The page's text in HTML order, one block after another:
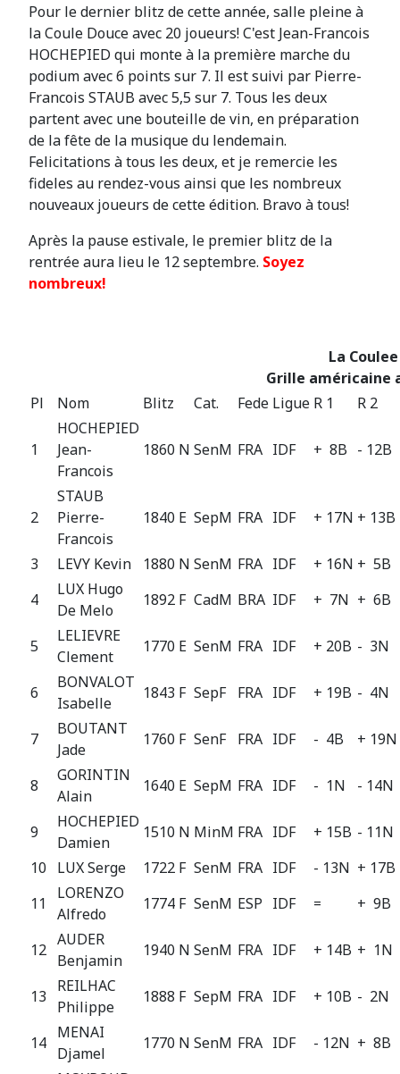
Pour le dernier blitz de cette année, salle pleine à
la Coule Douce avec 20 joueurs! C'est Jean-Francois
HOCHEPIED qui monte à la première marche du
podium avec 6 points sur 7. Il est suivi par Pierre-
Francois STAUB avec 5,5 sur 7. Tous les deux
partent avec une bouteille de vin, en préparation
de la fête de la musique du lendemain.
Felicitations à tous les deux, et je remercie les
fideles au rendez-vous ainsi que les nombreux
nouveaux joueurs de cette édition. Bravo à tous!
Après la pause estivale, le premier blitz de la
rentrée aura lieu le 12 septembre. Soyez
nombreux!
La
Grille américaine
Pl
Nom Blitz Cat. Fede Ligue R 1 R 2
1
HOCHEPIED
Jean-
Francois
1860 N SenM FRA IDF + 8B - 12B
2
STAUB
Pierre-
Francois
1840 E SepM FRA IDF + 17N + 13B
3 LEVY Kevin 1880 N SenM FRA IDF + 16N + 5B
4
LUX Hugo
De Melo
1892 F CadM BRA IDF + 7N + 6B
5
LELIEVRE
Clement
1770 E SenM FRA IDF + 20B - 3N
6
BONVALOT
Isabelle
1843 F SepF FRA IDF + 19B - 4N
7
BOUTANT
Jade
1760 F SenF FRA IDF - 4B + 19N
8
GORINTIN
Alain
1640 E SepM FRA IDF - 1N - 14N
9
HOCHEPIED
Damien
1510 N MinM FRA IDF + 15B - 11N
10
LUX Serge 1722 F SenM FRA IDF - 13N + 17B
11
LORENZO
Alfredo
1774 F SenM ESP IDF = + 9B
12
AUDER
Benjamin
1940 N SenM FRA IDF + 14B + 1N
13
REILHAC
Philippe
1888 F SepM FRA IDF + 10B - 2N
14
MENAI
Djamel
1770 N SenM FRA IDF - 12N + 8B